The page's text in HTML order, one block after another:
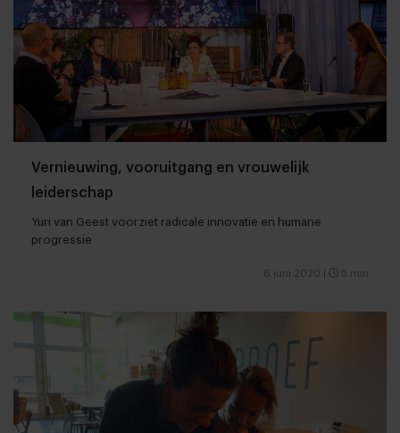
Vernieuwing, vooruitgang en vrouwelijk
leiderschap
Yuri van Geest voorziet radicale innovatie en humane
progressie
6 juni 2020 5 min